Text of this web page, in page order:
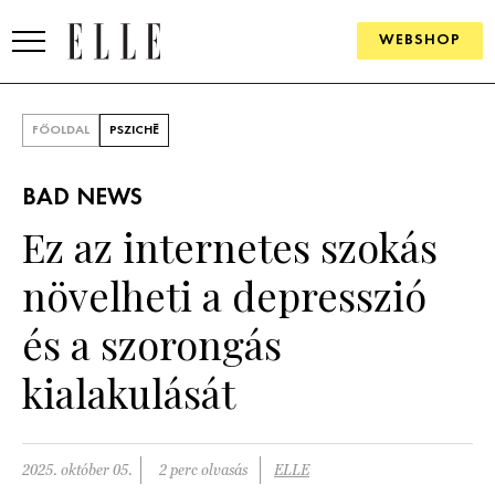
WEBSHOP
SZÉPSÉG
PSZICHÉ
PÁRKAPCSOLAT
FŐOLDAL PSZICHÉ
BAD NEWS
Ez az internetes szokás
növelheti a depresszió
és a szorongás
kialakulását
2025. október 05. 2 perc olvasás ELLE